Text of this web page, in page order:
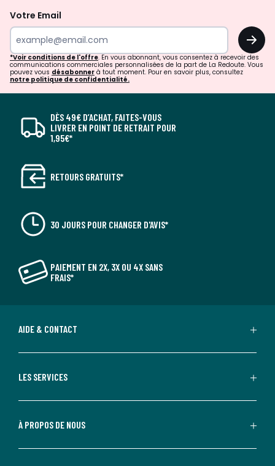
Votre Email
OK
*Voir conditions de l'offre. En vous abonnant, vous consentez à recevoir des
communications commerciales personnalisées de la part de La Redoute. Vous
pouvez vous désabonner à tout moment. Pour en savoir plus, consultez
notre politique de confidentialité.
DÈS 49€ D’ACHAT, FAITES-VOUS
LIVRER EN POINT DE RETRAIT POUR
1,95€*
RETOURS GRATUITS*
30 JOURS POUR CHANGER D'AVIS*
PAIEMENT EN 2X, 3X OU 4X SANS
FRAIS*
AIDE & CONTACT
LES SERVICES
À PROPOS DE NOUS